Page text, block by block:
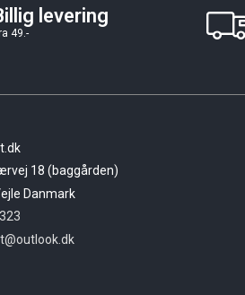
levering
49.-
18 (baggården)
Danmark